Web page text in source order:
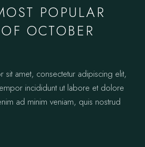
POPULAR
OCTOBER
sit amet, consectetur adipiscing elit,
incididunt ut labore et dolore
ad minim veniam, quis nostrud